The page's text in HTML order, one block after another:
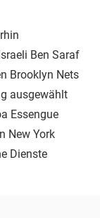
Ben Saraf
Brooklyn Nets
ausgewählt
Essengue
New York
Dienste